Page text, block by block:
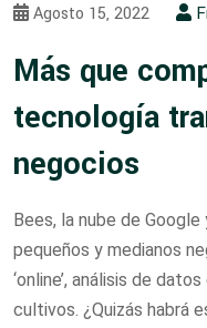
Agosto 15, 2022
Más que
tecnología
negocios
Bees, la nube de
pequeños y medianos
‘online’, análisis de
cultivos. ¿Quizás habrá